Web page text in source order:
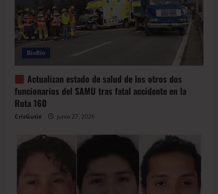
BioBio
Actualizan estado de salud de los otros dos
funcionarios del SAMU tras fatal accidente en la
Ruta 160
CrisGutie junio 27, 2026